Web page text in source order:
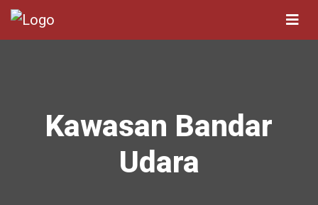
Kawasan Bandar
Udara